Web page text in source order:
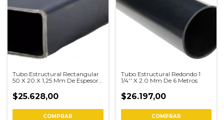
Tubo Estructural Rectangular
50 X 20 X 1,25 Mm De Espesor
$25.628,00
COMPRAR
Tubo Estructural Redondo 1
1/4'' X 2.0 Mm De 6 Metros
$26.197,00
COMPRAR